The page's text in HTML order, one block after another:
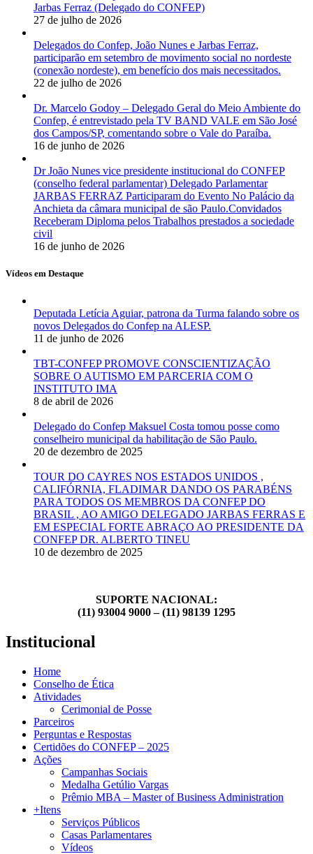
Jarbas Ferraz (Delegado do CONFEP)
27 de julho de 2026
Delegados do Confep, João Nunes e Jarbas Ferraz,
participarão em setembro de movimento social no nordeste
(conexão nordeste), em benefício dos mais necessitados.
22 de julho de 2026
Dr. Marcelo Godoy – Delegado Geral do Meio Ambiente do
Confep, é entrevistado pela TV BAND VALE em São José
dos Campos/SP, comentando sobre o Vale do Paraíba.
16 de junho de 2026
Dr João Nunes vice presidente institucional do CONFEP
(conselho federal parlamentar) Delegado Parlamentar
JARBAS FERRAZ Participaram do Evento No Palácio da
Anchieta da câmara municipal de são Paulo.Convidados
Receberam Diploma pelos Trabalhos prestados a sociedade
civil
16 de junho de 2026
Vídeos em Destaque
Deputada Letícia Aguiar, patrona da Turma falando sobre os
novos Delegados do Confep na ALESP.
11 de junho de 2026
TBT-CONFEP PROMOVE CONSCIENTIZAÇÃO
SOBRE O AUTISMO EM PARCERIA COM O
INSTITUTO IMA
8 de abril de 2026
Delegado do Confep Maksuel Costa tomou posse como
conselheiro municipal da habilitação de São Paulo.
20 de dezembro de 2025
TOUR DO CAYRES NOS ESTADOS UNIDOS ,
CALIFÓRNIA, FLADIMAR DANDO OS PARABÉNS
PARA TODOS OS MEMBROS DA CONFEP DO
BRASIL , AO AMIGO DELEGADO JARBAS FERRAS E
EM ESPECIAL FORTE ABRAÇO AO PRESIDENTE DA
CONFEP DR. ALBERTO TINEU
10 de dezembro de 2025
SUPORTE NACIONAL:
(11) 93004 9000 – (11) 98139 1295
Institucional
Home
Conselho de Ética
Atividades
Cerimonial de Posse
Parceiros
Perguntas e Respostas
Certidões do CONFEP – 2025
Ações
Campanhas Sociais
Medalha Getúlio Vargas
Prêmio MBA – Master of Business Administration
+Itens
Serviços Públicos
Casas Parlamentares
Vídeos